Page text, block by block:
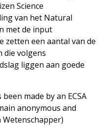
Science
van het Natural
met de input
zetten een aantal van de
die volgens
liggen aan goede
made by an ECSA
anonymous and